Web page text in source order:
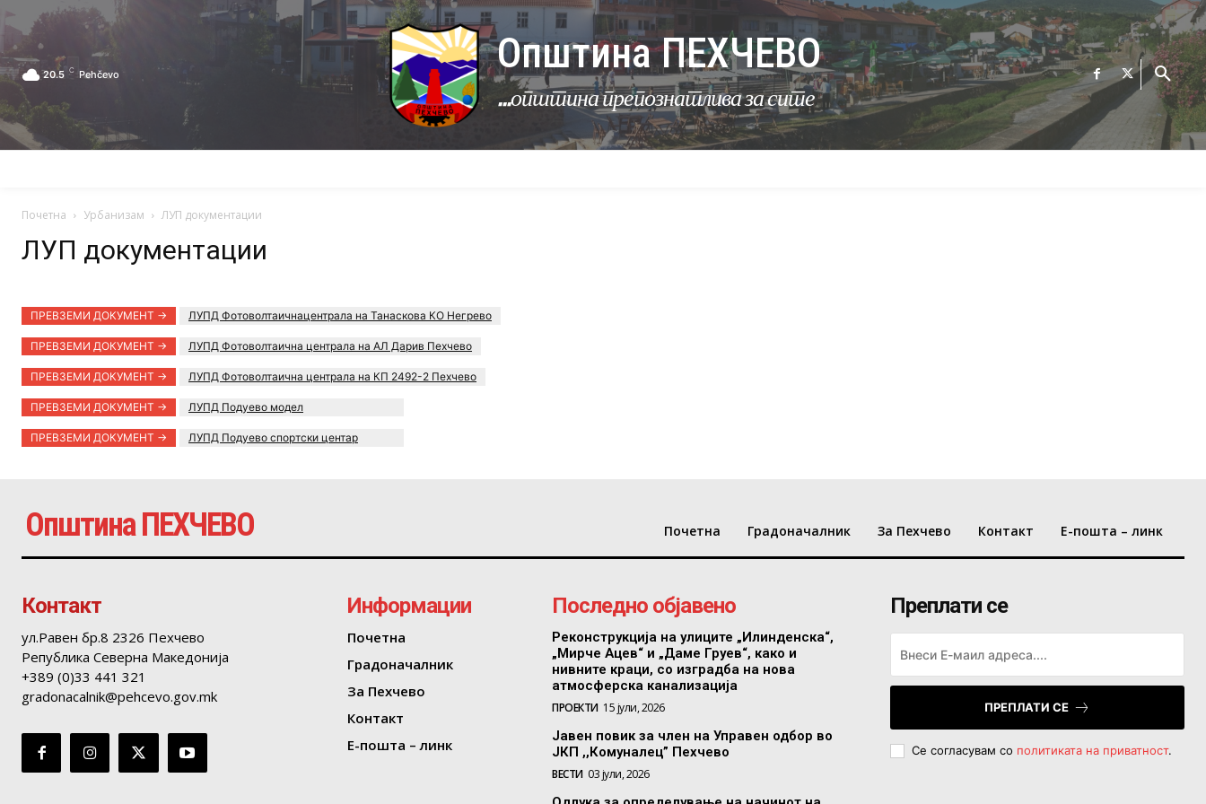
20.5 C Pehčevo Општина ПЕХЧЕВО
...општина препознатлива за сите
Почетна Урбанизам ЛУП документации
ЛУП документации
ПРЕВЗЕМИ ДОКУМЕНТ -> ЛУПД Фотоволтаичнацентрала на Танаскова КО Негрево
ПРЕВЗЕМИ ДОКУМЕНТ -> ЛУПД Фотоволтаична централа на АЛ Дарив Пехчево
ПРЕВЗЕМИ ДОКУМЕНТ -> ЛУПД Фотоволтаична централа на КП 2492-2 Пехчево
ПРЕВЗЕМИ ДОКУМЕНТ -> ЛУПД Подуево модел
ПРЕВЗЕМИ ДОКУМЕНТ -> ЛУПД Подуево спортски центар
Општина ПЕХЧЕВО Почетна Градоначалник За Пехчево Контакт Е-пошта – линк
Контакт
ул.Равен бр.8 2326 Пехчево
Република Северна Македонија
+389 (0)33 441 321
gradonacalnik@pehcevo.gov.mk
Информации
Почетна
Градоначалник
За Пехчево
Контакт
Е-пошта – линк
Последно објавено
Реконструкција на улиците „Илинденска“,
„Мирче Ацев“ и „Даме Груев“, како и
нивните краци, со изградба на нова
атмосферска канализација
ПРОЕКТИ 15 јули, 2026
Јавен повик за член на Управен одбор во
ЈКП ,,Комуналец” Пехчево
ВЕСТИ 03 јули, 2026
Преплати се
ПРЕПЛАТИ СЕ
Се согласувам со политиката на приватност.